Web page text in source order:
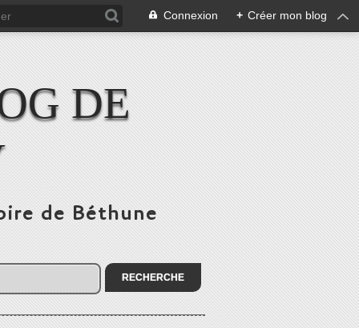
Connexion + Créer mon blog
DE
de Béthune